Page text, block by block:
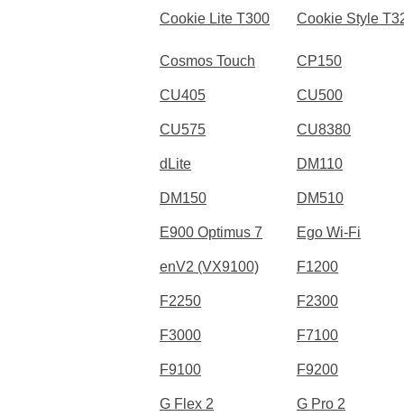
Cookie Lite T300 Cookie Style
Cosmos Touch CP150
CU405 CU500
CU575 CU8380
dLite DM110
DM150 DM510
E900 Optimus 7 Ego Wi-Fi
enV2 (VX9100) F1200
F2250 F2300
F3000 F7100
F9100 F9200
G Flex 2 G Pro 2